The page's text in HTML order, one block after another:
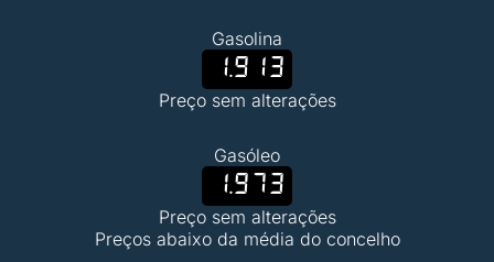
Gasolina
1.913
Preço sem alterações
Gasóleo
1.973
Preço sem alterações
Preços abaixo da média do concelho